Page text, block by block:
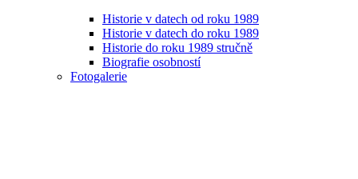
Historie v datech od roku 1989
Historie v datech do roku 1989
Historie do roku 1989 stručně
Biografie osobností
Fotogalerie